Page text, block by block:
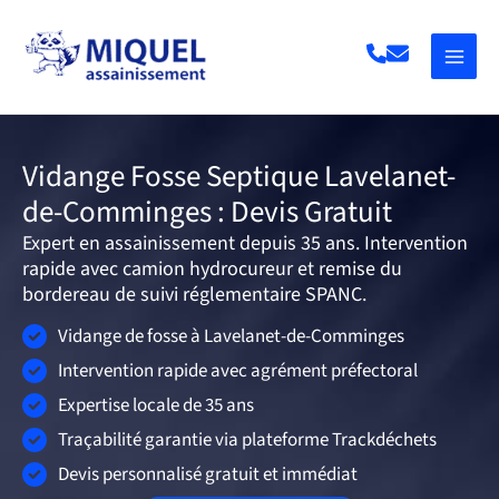
contenu
Vidange Fosse Septique Lavelanet-
de-Comminges : Devis Gratuit
Expert en assainissement depuis 35 ans. Intervention
rapide avec camion hydrocureur et remise du
bordereau de suivi réglementaire SPANC.
Vidange de fosse à Lavelanet-de-Comminges
Intervention rapide avec agrément préfectoral
Expertise locale de 35 ans
Traçabilité garantie via plateforme Trackdéchets
Devis personnalisé gratuit et immédiat